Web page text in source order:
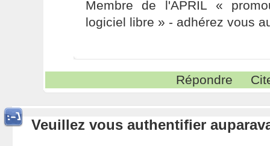
Membre de l'APRIL «
logiciel libre » - adhérez vous
Répondre
Veuillez vous authentifier